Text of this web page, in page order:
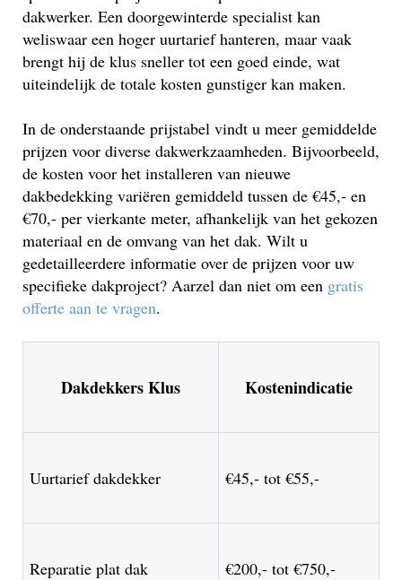
dakwerker. Een doorgewinterde specialist kan
weliswaar een hoger uurtarief hanteren, maar vaak
brengt hij de klus sneller tot een goed einde, wat
uiteindelijk de totale kosten gunstiger kan maken.
In de onderstaande prijstabel vindt u meer gemiddelde
prijzen voor diverse dakwerkzaamheden. Bijvoorbeeld,
de kosten voor het installeren van nieuwe
dakbedekking variëren gemiddeld tussen de €45,- en
€70,- per vierkante meter, afhankelijk van het gekozen
materiaal en de omvang van het dak. Wilt u
gedetailleerdere informatie over de prijzen voor uw
specifieke dakproject? Aarzel dan niet om een gratis
offerte aan te vragen.
Dakdekkers Klus Kostenindicatie
Uurtarief dakdekker €45,- tot €55,-
Reparatie plat dak €200,- tot €750,-